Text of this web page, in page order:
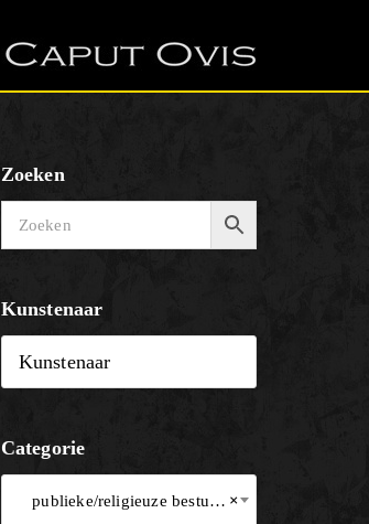
Zoeken
Kunstenaar
Categorie
×
publieke/religieuze bestuurder/BP